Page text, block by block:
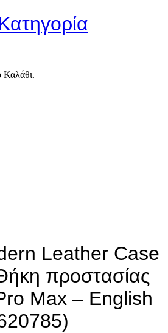
Καλάθι.
Leather Case
προστασίας
Max – English